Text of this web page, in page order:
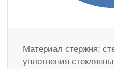
Материал стержня:
уплотнения